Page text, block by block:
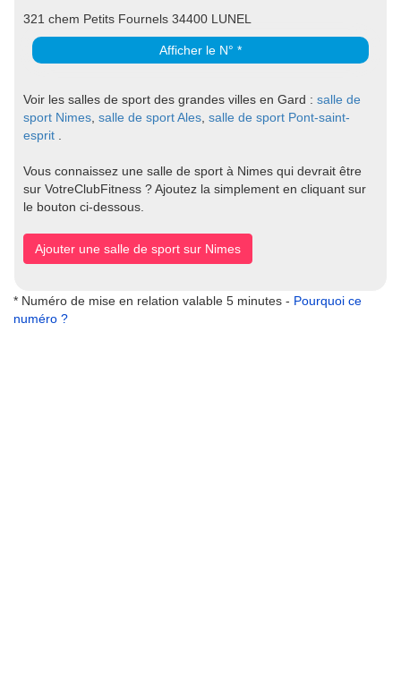
321 chem Petits Fournels 34400 LUNEL
Afficher le N° *
Voir les salles de sport des grandes villes en Gard : salle de
sport Nimes salle de sport Ales salle de sport Pont-saint-
esprit
Vous connaissez une salle de sport à Nimes qui devrait être
sur VotreClubFitness ? Ajoutez la simplement en cliquant sur
le bouton ci-dessous.
Ajouter une salle de sport sur Nimes
* Numéro de mise en relation valable 5 minutes - Pourquoi ce
numéro ?